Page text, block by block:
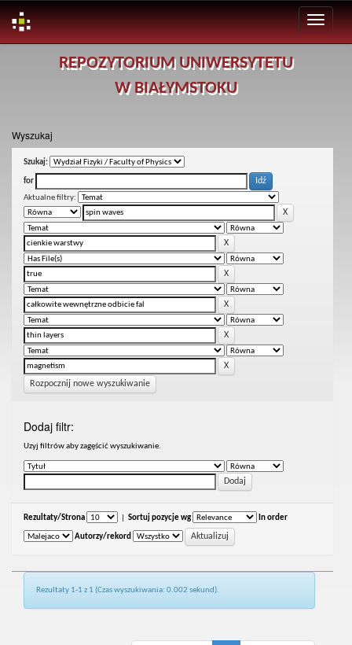
REPOZYTORIUM UNIWERSYTETU
W BIAŁYMSTOKU
Wyszukaj
Szukaj:
for
Aktualne filtry:
Rozpocznij nowe wyszukiwanie
Dodaj filtr:
Uzyj filtrów aby zagęścić wyszukiwanie.
Rezultaty/Strona Sortuj pozycje wg In order
Autorzy/rekord
Rezultaty 1-1 z 1 (Czas wyszukiwania: 0.002 sekund).